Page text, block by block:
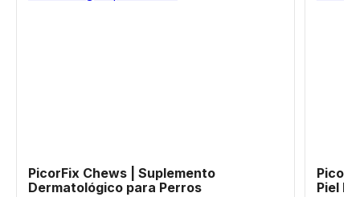
PicorFix Chews | Suplemento
Dermatológico para Perros
Piel